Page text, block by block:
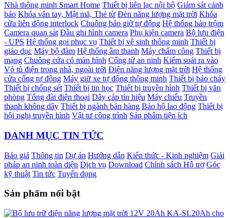
Nhà thông minh Smart Home Thiết bị liên lạc nội bộ Giám sát cảnh
báo Khóa vân tay, Mật mã, Thẻ từ Đèn năng lượng mặt trời Khóa
cửa liên động interlock Chuông báo giờ tự động Hệ thống báo trộm
Camera quan sát Đầu ghi hình camera Phụ kiện camera Bộ lưu điện
- UPS Hệ thống gọi phục vụ Thiết bị vệ sinh thông minh Thiết bị
giáo dục Máy bộ đàm Hệ thống âm thanh Máy chấm công Thiết bị
mạng Chuông cửa có màn hình Cổng từ an ninh Kiểm soát ra vào
Vỏ tủ điện trong nhà, ngoài trời Điện năng lượng mặt trời Hệ thống
cửa cổng tự động Máy giữ xe tự động thông minh Thiết bị báo cháy
Thiết bị chống sét Thiết bị tin học Thiết bị truyền hình Thiết bị văn
phòng Tổng đài điện thoại Dây cáp tín hiệu Máy chiếu Truyền
thanh không dây Thiết bị ngành bán hàng Bảo hộ lao động Thiết bị
hội nghị truyền hình Vật tư công trình Sản phẩm tiện ích
DANH MỤC TIN TỨC
Báo giá Thông tin Dự án Hướng dẫn Kiến thức - Kinh nghiệm Giải
pháp an ninh toàn diện Dịch vụ Download Chính sách Hỗ trợ Góc
kỹ thuật Tin tức Tuyển dụng
Sản phẩm nổi bật